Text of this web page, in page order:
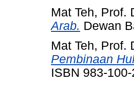
Mat Teh, Prof.
Arab. Dewan
Mat Teh, Prof.
Pembinaan
ISBN 983-